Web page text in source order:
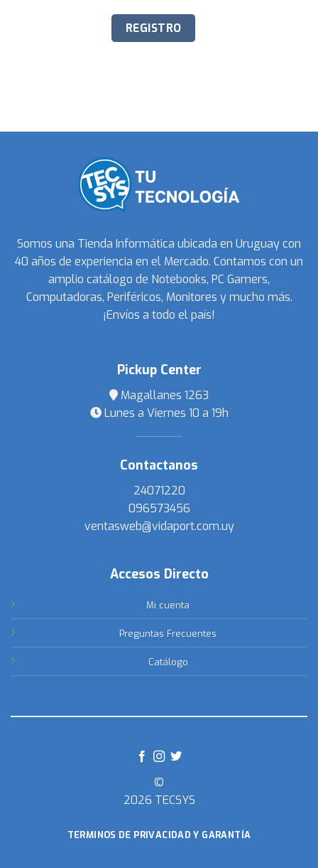
Somos una Tienda Informática ubicada en Uruguay con
40 años de experiencia en el Mercado. Contamos con un
amplio catálogo de Notebooks, PC Gamers,
Computadoras, Periféricos, Monitores y mucho más.
¡Envíos a todo el país!
Pickup Center
Magallanes 1263
Lunes a Viernes 10 a 19h
Contactanos
24071220
096573456
ventasweb@vidaport.com.uy
Accesos Directo
Mi cuenta
Preguntas Frecuentes
Catálogo
©
2026 TECSYS
TERMINOS DE PRIVACIDAD Y GARANTÍA